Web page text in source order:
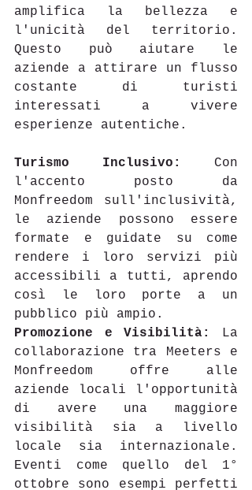
amplifica la bellezza e
l'unicità del territorio.
Questo può aiutare le
aziende a attirare un flusso
costante di turisti
interessati a vivere
esperienze autentiche.
Turismo Inclusivo:
Con
l'accento posto da
Monfreedom sull'inclusività,
le aziende possono essere
formate e guidate su come
rendere i loro servizi più
accessibili a tutti, aprendo
così le loro porte a un
pubblico più ampio.
Promozione e Visibilità:
La
collaborazione tra Meeters e
Monfreedom offre alle
aziende locali l'opportunità
di avere una maggiore
visibilità sia a livello
locale sia internazionale.
Eventi come quello del 1°
ottobre sono esempi perfetti